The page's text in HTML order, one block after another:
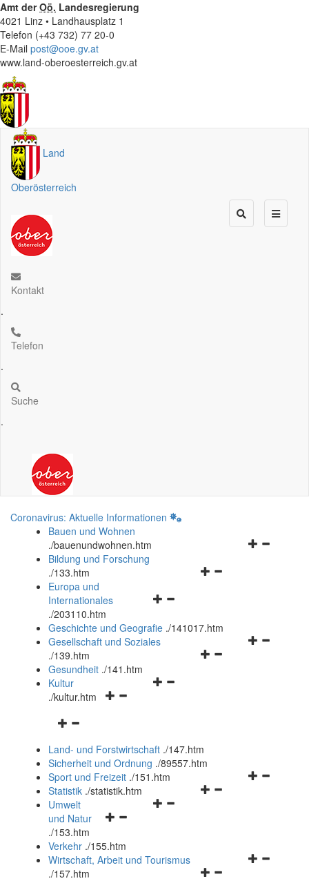
Amt derOö. Landesregierung
4021 Linz • Landhausplatz 1
Telefon (+43 732) 77 20-0
E-Mail post@ooe.gv.at
www.land-oberoesterreich.gv.at
Land
Oberösterreich
Kontakt
.
Telefon
.
Suche
.
Coronavirus: Aktuelle Informationen
Bauen und Wohnen
./bauenundwohnen.htm
Navigationsmenü
Bildung und Forschung
./133.htm
Navigationsmenü
und
schließen
Europa und
Internationales
./203110.htm
Geschichte und Geografie ./141017.htm
Navigationsmenü
Gesellschaft und Soziales
./139.htm
Navigationsmenü
Gesundheit ./141.htm
Navigationsmenü
Kultur
./kultur.htm
Navigationsmenü
und
schließen
Land- und Forstwirtschaft ./147.htm
Sicherheit und Ordnung ./89557.htm
Navigationsmenü
Sport und Freizeit ./151.htm
Navigationsmenü
Statistik ./statistik.htm
Navigationsmenü
und
schließen
Umwelt
und Natur
./153.htm
Verkehr ./155.htm
Navigationsmenü
Wirtschaft, Arbeit und Tourismus
./157.htm